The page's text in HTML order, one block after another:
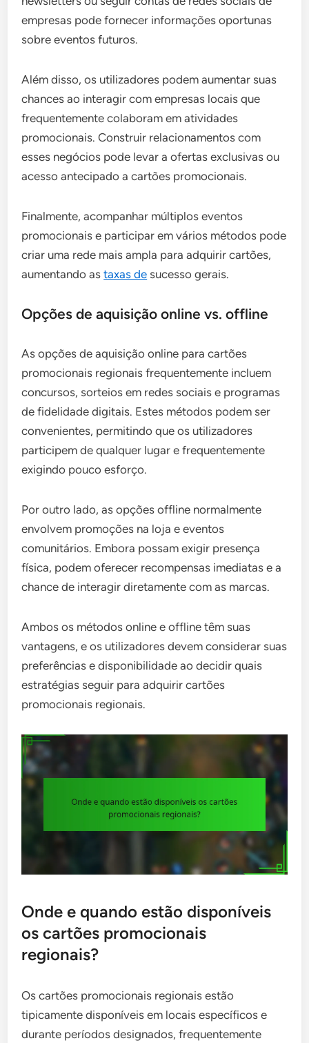
empresas pode fornecer informações oportunas
sobre eventos futuros.
Além disso, os utilizadores podem aumentar suas
chances ao interagir com empresas locais que
frequentemente colaboram em atividades
promocionais. Construir relacionamentos com
esses negócios pode levar a ofertas exclusivas ou
acesso antecipado a cartões promocionais.
Finalmente, acompanhar múltiplos eventos
promocionais e participar em vários métodos pode
criar uma rede mais ampla para adquirir cartões,
aumentando astaxas de sucesso gerais.
Opções de aquisição online vs. offline
As opções de aquisição online para cartões
promocionais regionais frequentemente incluem
concursos, sorteios em redes sociais e programas
de fidelidade digitais. Estes métodos podem ser
convenientes, permitindo que os utilizadores
participem de qualquer lugar e frequentemente
exigindo pouco esforço.
Por outro lado, as opções offline normalmente
envolvem promoções na loja e eventos
comunitários. Embora possam exigir presença
física, podem oferecer recompensas imediatas e a
chance de interagir diretamente com as marcas.
Ambos os métodos online e offline têm suas
vantagens, e os utilizadores devem considerar suas
preferências e disponibilidade ao decidir quais
estratégias seguir para adquirir cartões
promocionais regionais.
Onde e quando estão disponíveis
os cartões promocionais
regionais?
Os cartões promocionais regionais estão
tipicamente disponíveis em locais específicos e
durante períodos designados, frequentemente